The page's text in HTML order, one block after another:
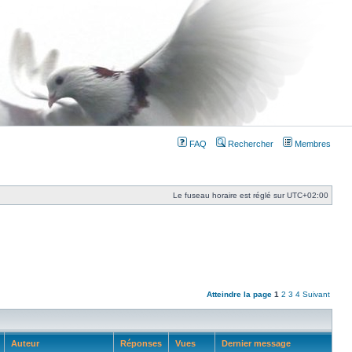
FAQ Rechercher Membres
Le fuseau horaire est réglé surUTC+02:00
Atteindre la page 1 2 3 4 Suivant
Auteur Réponses Vues Dernier message